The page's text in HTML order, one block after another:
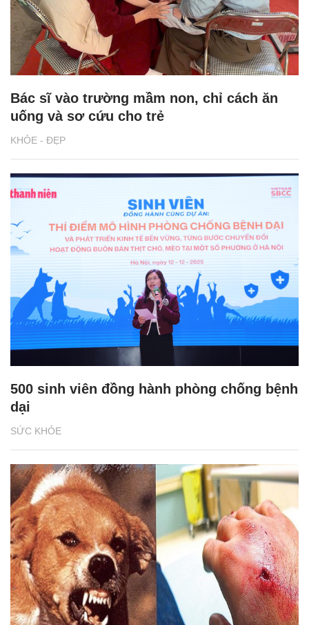
KHỎE - ĐẸP
Bác sĩ vào trường mầm non, chỉ cách ăn
uống và sơ cứu cho trẻ
SỨC KHỎE
500 sinh viên đồng hành phòng chống bệnh
dại